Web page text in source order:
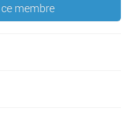
membre